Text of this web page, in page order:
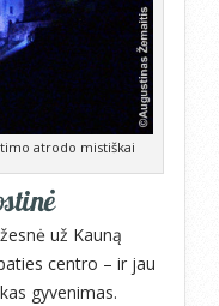
atrodo mistiškai
už Kauną
centro – ir jau
gyvenimas.